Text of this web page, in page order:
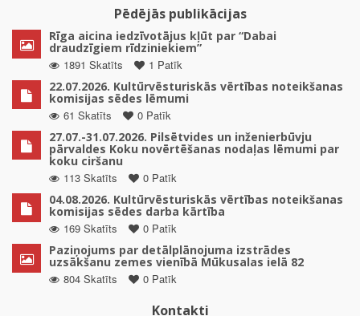
Pēdējās publikācijas
Rīga aicina iedzīvotājus kļūt par “Dabai
draudzīgiem rīdziniekiem”
1891 Skatīts
1 Patīk
22.07.2026. Kultūrvēsturiskās vērtības noteikšanas
komisijas sēdes lēmumi
61 Skatīts
0 Patīk
27.07.-31.07.2026. Pilsētvides un inženierbūvju
pārvaldes Koku novērtēšanas nodaļas lēmumi par
koku ciršanu
113 Skatīts
0 Patīk
04.08.2026. Kultūrvēsturiskās vērtības noteikšanas
komisijas sēdes darba kārtība
169 Skatīts
0 Patīk
Paziņojums par detālplānojuma izstrādes
uzsākšanu zemes vienībā Mūkusalas ielā 82
804 Skatīts
0 Patīk
Kontakti